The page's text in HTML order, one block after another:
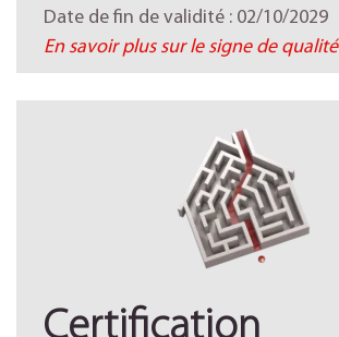
Date de fin de validité : 02/10/2029
En savoir plus sur le signe de qualité
Certification